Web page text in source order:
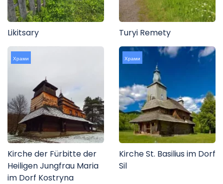
Likitsary Turyi Remety
Храми
Kirche der Fürbitte der
Heiligen Jungfrau Maria
im Dorf Kostryna
Храми
Kirche St. Basilius im Dorf
Sil